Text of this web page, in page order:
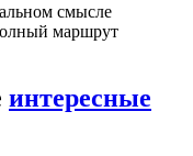
смысле
маршрут
интересные